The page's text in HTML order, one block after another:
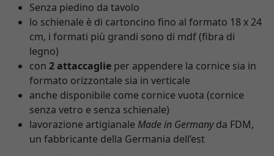
Senza piedino da tavolo
lo schienale è di cartoncino fino al formato 18 x 24
cm, i formati più grandi sono di mdf (fibra di
legno)
con 2 attaccaglie per appendere la cornice sia in
formato orizzontale sia in verticale
anche disponibile come cornice vuota (cornice
senza vetro e senza schienale)
lavorazione artigianale Made in Germanyda FDM,
un fabbricante della Germania dell’est